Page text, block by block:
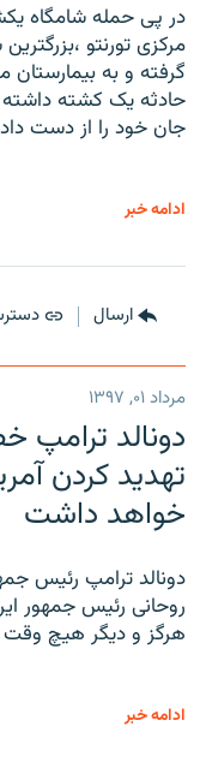
در پی حمله شامگاه
گرفته و به
حادثه یک کشته داشته
جان خود را از دست
ادامه خبر
ارسال
مرداد ۰۱, ۱۳۹۷
دونالد
تهدید کردن
خواهد داشت
دونالد ترامپ رئیس
روحانی رئیس جمهور
هرگز و دیگر هیچ وقت
ادامه خبر